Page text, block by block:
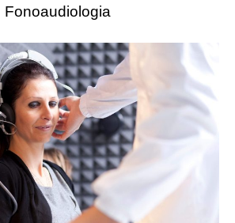
Fonoaudiologia